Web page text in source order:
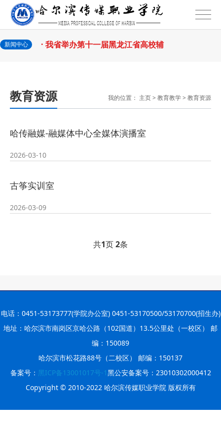
新闻中心
话 2026-07-31
· 省教育厅举行树立和践行正确政绩
观学习教育 2026-07-31
· 我省举办第十一届黑龙江省高校辅
院党委 2026-07-27
· 黑龙江省高校在第六届全国高校教
师教学创新 2026-07-25
· 教育部2026年“宏志助航计划”师资
培训 2026-07-24
· 凝心聚力绘蓝图 踔厉奋进启新程
—— 哈
· 锚定目标谋新篇 巾帼聚力启新程
· 教育部公布名单，黑龙江这些教师
话 2026-07-31
· 省教育厅举行树立和践行正确政绩
2026-07-31
· 我省举办第十一届黑龙江省高校辅
导员素质能 2026-07-27
· 深学经济思想 发展新质生产力--学
教育资源 我的位置： 主页> 教育教学> 教育资源
哈传融媒-融媒体中心全媒体演播室
2026-03-10
古筝实训室
2026-03-09
共1页2条
电话：0451-53173777(学院办公室) 0451-53170500/53170700(招生办)
地址：哈尔滨市南岗区京哈公路（102国道）13.5公里处（一校区） 邮
编：150089
哈尔滨市松花路88号（二校区） 邮编：150137
备案号： 黑ICP备13001017号-1黑公安备案号：23010302000412
Copyright © 2010-2022 哈尔滨传媒职业学院 版权所有